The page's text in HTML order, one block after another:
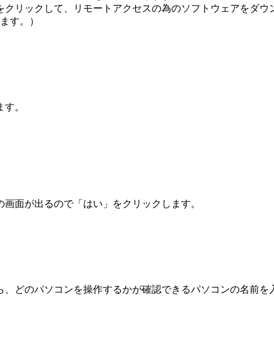
クリックして、リモートアクセスの為のソフトウェアをダウ
す。）
。
面が出るので「はい」をクリックします。
どのパソコンを操作するかが確認できるパソコンの名前を